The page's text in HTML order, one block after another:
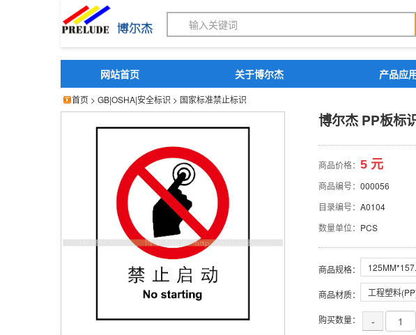
博尔杰PTS - 工业标识解决方案
网站首页 关于博尔杰 产品应
首页 > GB|OSHA|安全标识 > 国家标准禁止标识
博尔杰 PP板标识牌 安全标
博尔杰 PP板标
商品价格： 5 元
商品编号： 000056
目录编号： A0104
数量单位： PCS
商品规格：
商品材质： 工程塑料
购买数量： -